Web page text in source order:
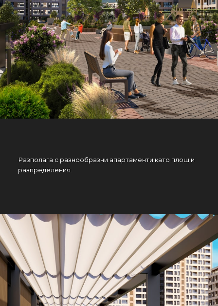
Разполага с разнообразни апартаменти като площ и
разпределения.